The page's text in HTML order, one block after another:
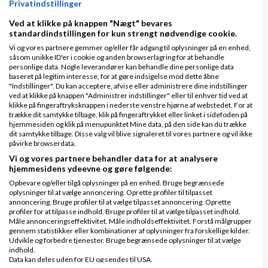
1 svar
hvordan gøres en side "usynlig"?
Nyeste indlæg afLouise,den 11-08-2007 kl.
21:55
1 2 3 4
Det er egentlig ret vildt... AI-abonnementer
Nyeste indlægafGrN.dk - AI Automatisering -
Privatindstillinger
Ved at klikke på knappen "Nægt" bevares
standardindstillingen for kun strengt nødvendige cookie.
Vi og vores partnere gemmer og/eller får adgang til oplysninger på en enhed,
såsom unikke ID'er i cookie og anden browserlagring for at behandle
personlige data. Nogle leverandører kan behandle dine personlige data
baseret på legitim interesse, for at gøre indsigelse mod dette åbne
"Indstillinger". Du kan acceptere, afvise eller administrere dine indstillinger
ved at klikke på knappen "Administrer indstillinger" eller til enhver tid ved at
klikke på fingeraftryksknappen i nederste venstre hjørne af webstedet. For at
trække dit samtykke tilbage, klik på fingeraftrykket eller linket i sidefoden på
hjemmesiden og klik på menupunktet Mine data, på den side kan du trække
dit samtykke tilbage. Disse valg vil blive signaleret til vores partnere og vil ikke
påvirke browserdata.
Vi og vores partnere behandler data for at analysere
hjemmesidens ydeevne og gøre følgende:
Opbevare og/eller tilgå oplysninger på en enhed. Bruge begrænsede
oplysninger til at vælge annoncering. Oprette profiler til tilpasset
annoncering. Bruge profiler til at vælge tilpasset annoncering. Oprette
profiler for at tilpasse indhold. Bruge profiler til at vælge tilpasset indhold.
Måle annonceringseffektivitet. Måle indholdseffektivitet. Forstå målgrupper
gennem statistikker eller kombinationer af oplysninger fra forskellige kilder.
Udvikle og forbedre tjenester. Bruge begrænsede oplysninger til at vælge
indhold.
Data kan deles uden for EU og sendes til USA.